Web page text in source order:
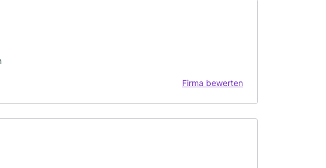
Firma bewerten